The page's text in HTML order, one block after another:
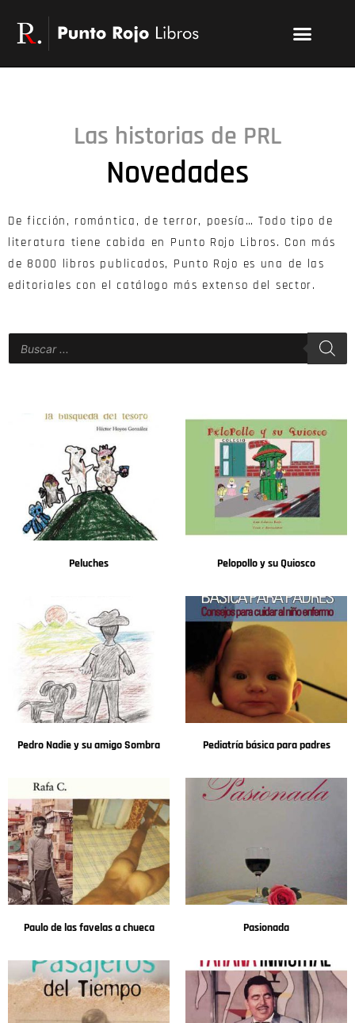
contenido
Menu
Las historias de PRL
Novedades
De ficción, romántica, de terror, poesía… Todo tipo de
literatura tiene cabida en Punto Rojo Libros. Con más
de 8000 libros publicados, Punto Rojo es una de las
editoriales con el catálogo más extenso del sector.
Búsqueda
de
productos
Peluches Pelopollo y su Quiosco
Pedro Nadie y su amigo Sombra Pediatría básica para padres
Paulo de las favelas a chueca Pasionada